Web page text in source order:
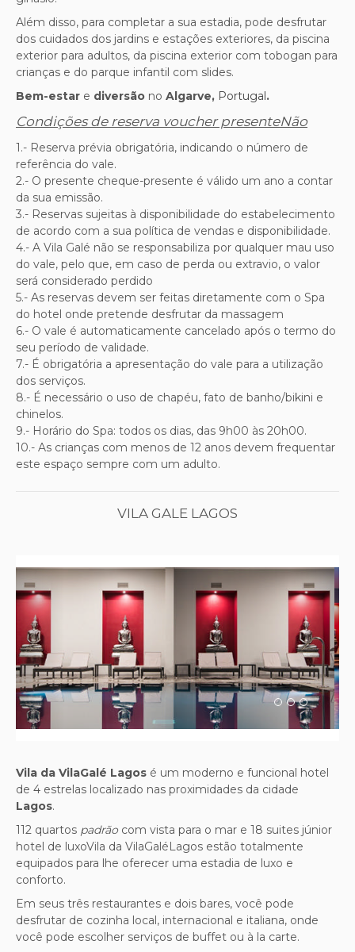
Além disso, para completar a sua estadia, pode desfrutar
dos cuidados dos jardins e estações exteriores, da piscina
exterior para adultos, da piscina exterior com tobogan para
crianças e do parque infantil com slides.
Bem-estar e diversão no Algarve, Portugal.
Condições de reserva voucher presenteNão
1.- Reserva prévia obrigatória, indicando o número de
referência do vale.
2.- O presente cheque-presente é válido um ano a contar
da sua emissão.
3.- Reservas sujeitas à disponibilidade do estabelecimento
de acordo com a sua política de vendas e disponibilidade.
4.- A Vila Galé não se responsabiliza por qualquer mau uso
do vale, pelo que, em caso de perda ou extravio, o valor
será considerado perdido
5.- As reservas devem ser feitas diretamente com o Spa
do hotel onde pretende desfrutar da massagem
6.- O vale é automaticamente cancelado após o termo do
seu período de validade.
7.- É obrigatória a apresentação do vale para a utilização
dos serviços.
8.- É necessário o uso de chapéu, fato de banho/bikini e
chinelos.
9.- Horário do Spa: todos os dias, das 9h00 às 20h00.
10.- As crianças com menos de 12 anos devem frequentar
este espaço sempre com um adulto.
VILA GALE LAGOS
Previous Next
Vila da VilaGalé Lagos é um moderno e funcional hotel
de 4 estrelas localizado nas proximidades da cidade
Lagos.
112 quartos padrãocom vista para o mar e 18 suites júnior
hotel de luxoVila da VilaGaléLagos estão totalmente
equipados para lhe oferecer uma estadia de luxo e
conforto.
Em seus três restaurantes e dois bares, você pode
desfrutar de cozinha local, internacional e italiana, onde
você pode escolher serviços de buffet ou à la carte.